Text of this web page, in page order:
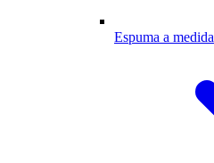
Espuma a medida